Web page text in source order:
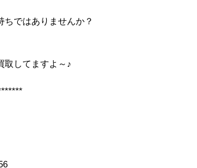
ではありませんか？
取してますよ～♪